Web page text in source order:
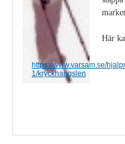
Här
https://www.varsam.se/
1/kryckhangslen